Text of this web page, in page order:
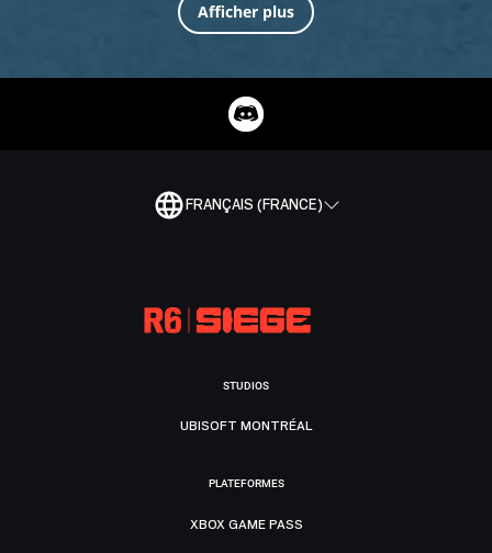
Afficher plus
FRANÇAIS (FRANCE)
STUDIOS
UBISOFT MONTRÉAL
PLATEFORMES
XBOX GAME PASS